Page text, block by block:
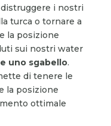
i nostri
turca o tornare a
la posizione
sui nostri water
uno sgabello.
di tenere le
la posizione
ottimale